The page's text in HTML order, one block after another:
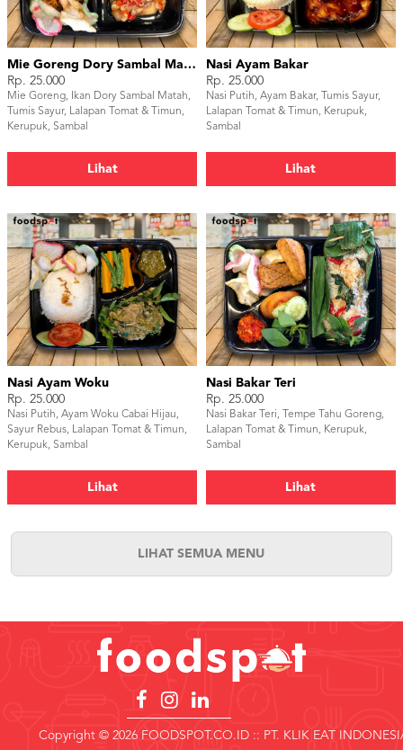
Mie Goreng Dory Sambal Matah
Rp. 25.000
Mie Goreng, Ikan Dory Sambal Matah,
Tumis Sayur, Lalapan Tomat & Timun,
Kerupuk, Sambal
Lihat
Nasi Ayam Bakar
Rp. 25.000
Nasi Putih, Ayam Bakar, Tumis Sayur,
Lalapan Tomat & Timun, Kerupuk,
Sambal
Lihat
Nasi Ayam Woku
Rp. 25.000
Nasi Putih, Ayam Woku Cabai Hijau,
Sayur Rebus, Lalapan Tomat & Timun,
Kerupuk, Sambal
Lihat
Nasi Bakar Teri
Rp. 25.000
Nasi Bakar Teri, Tempe Tahu Goreng,
Lalapan Tomat & Timun, Kerupuk,
Sambal
Lihat
LIHAT SEMUA MENU
Copyright © 2026 FOODSPOT.CO.ID :: PT. KLIK EAT